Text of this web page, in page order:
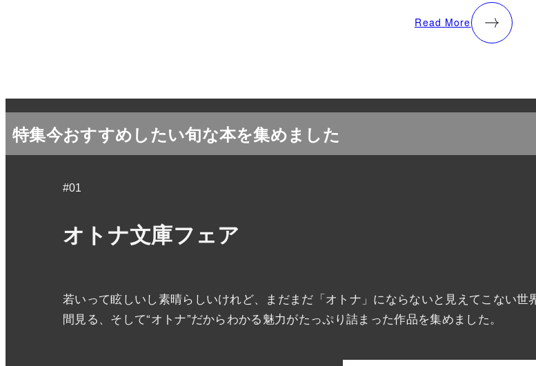
Read More
特集今おすすめしたい旬な本を集めました
#01
オトナ文庫フェア
若いって眩しいし素晴らしいけれど、まだまだ「オトナ」にならないと見えてこない
間見る、そして“オトナ”だからわかる魅力がたっぷり詰まった作品を集めました。